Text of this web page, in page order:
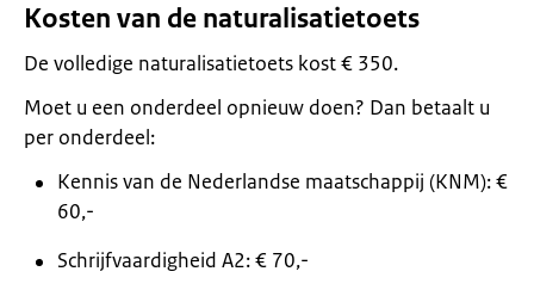
Kosten van de naturalisatietoets
De volledige naturalisatietoets kost € 350.
Moet u een onderdeel opnieuw doen? Dan betaalt u
per onderdeel:
Kennis van de Nederlandse maatschappij (KNM): €
60,-
Schrijfvaardigheid A2: € 70,-